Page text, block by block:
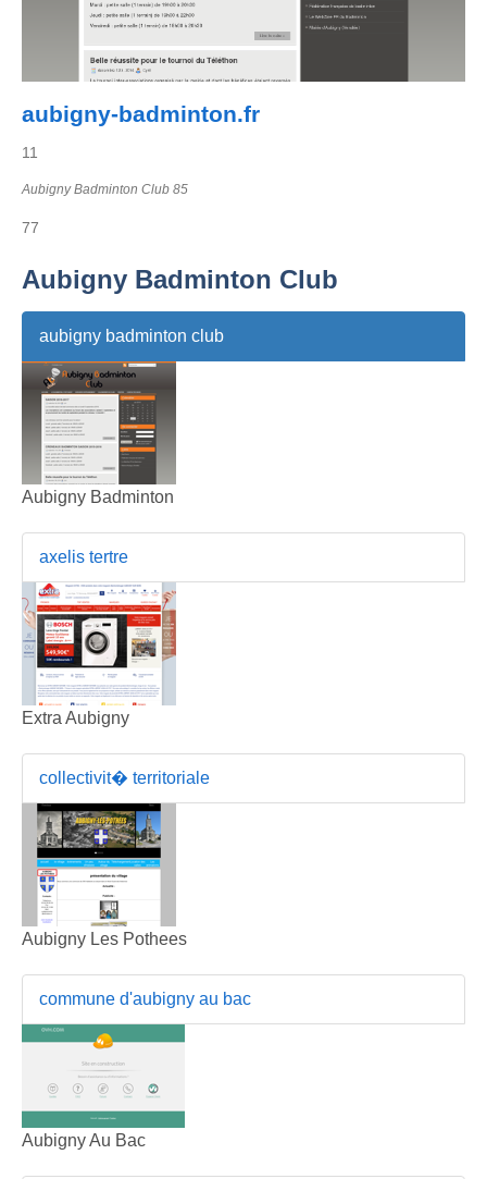
aubigny-badminton.fr
11
Aubigny Badminton Club 85
77
Aubigny Badminton Club
aubigny badminton club
Aubigny Badminton
axelis tertre
Extra Aubigny
collectivit� territoriale
Aubigny Les Pothees
commune d'aubigny au bac
Aubigny Au Bac